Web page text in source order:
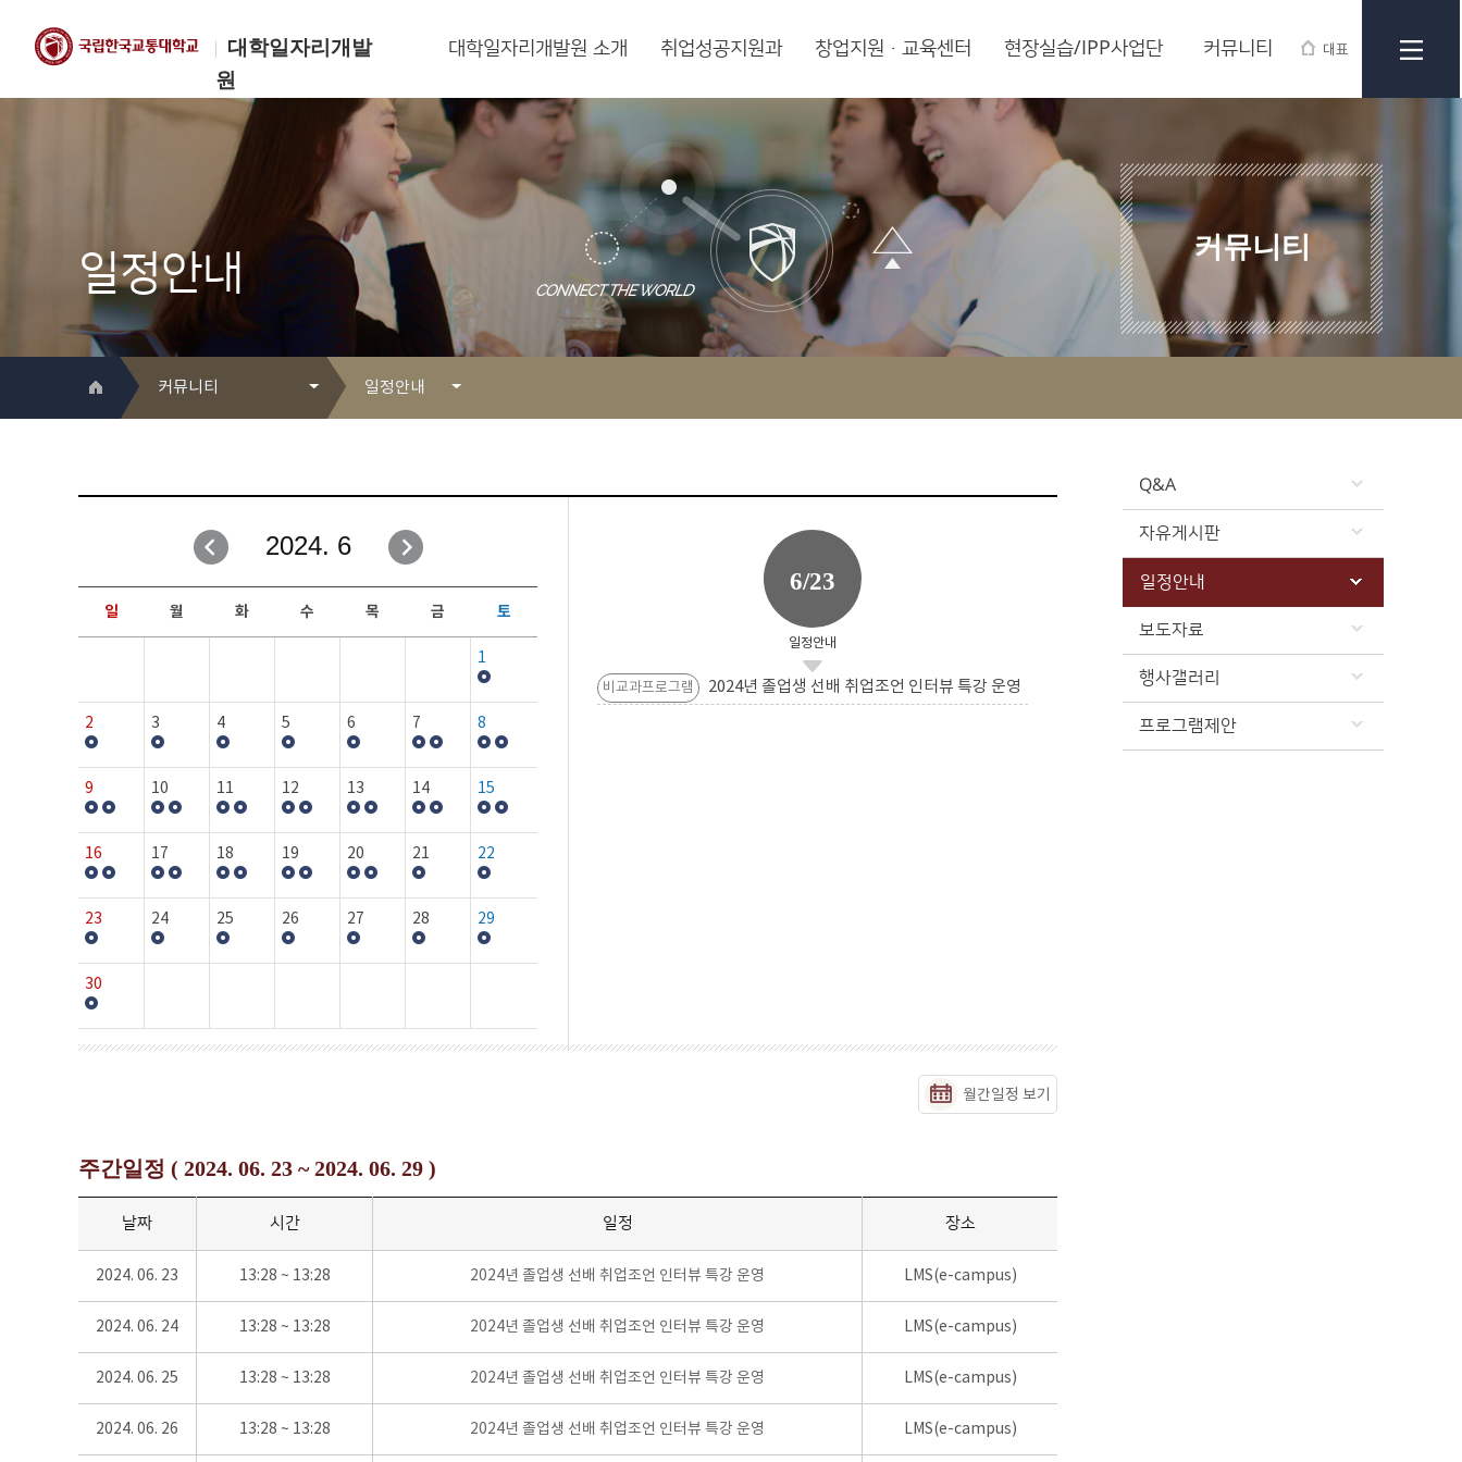
대학일자리개발
원
대표
한국교통대학교
대학일자리개발원
대학일자리개발원 소개 취업성공지원과 창업지원·교육센터 현장실습/IPP사업단 커뮤니티
일정안내
커뮤니티
커뮤니티
취업성공지원과
창업지원·교육센터
현장실습/IPP사업단
커뮤니티
일정안내
자유게시판
일정안내
보도자료
행사갤러리
Q&A
자유게시판
일정안내
보도자료
행사갤러리
프로그램제안
2024. 6
일 월 화 수 목 금 토
1
2 3 4 5 6 7 8
9 10 11 12 13 14 15
16 17 18 19 20 21 22
23 24 25 26 27 28 29
30
6/23
일정안내
비교과프로그램 2024년 졸업생 선배 취업조언 인터뷰 특강 운영
월간일정 보기
주간일정 ( 2024. 06. 23 ~ 2024. 06. 29 )
날짜 시간 일정 장소
2024. 06. 23 13:28 ~ 13:28 2024년 졸업생 선배 취업조언 인터뷰 특강 운영 LMS(e-campus)
2024. 06. 24 13:28 ~ 13:28 2024년 졸업생 선배 취업조언 인터뷰 특강 운영 LMS(e-campus)
2024. 06. 25 13:28 ~ 13:28 2024년 졸업생 선배 취업조언 인터뷰 특강 운영 LMS(e-campus)
2024. 06. 26 13:28 ~ 13:28 2024년 졸업생 선배 취업조언 인터뷰 특강 운영 LMS(e-campus)